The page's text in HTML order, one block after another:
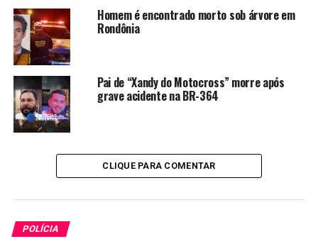
Homem é encontrado morto sob árvore em
Rondônia
Pai de “Xandy do Motocross” morre após
grave acidente na BR-364
CLIQUE PARA COMENTAR
POLÍCIA